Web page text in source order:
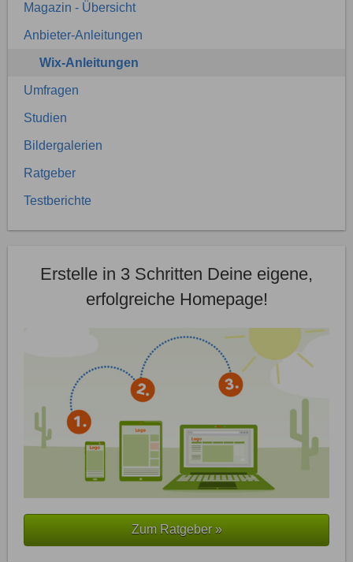
Magazin - Übersicht
Anbieter-Anleitungen
Wix-Anleitungen
Umfragen
Studien
Bildergalerien
Ratgeber
Testberichte
Erstelle in 3 Schritten Deine eigene,
erfolgreiche Homepage!
Zum Ratgeber »